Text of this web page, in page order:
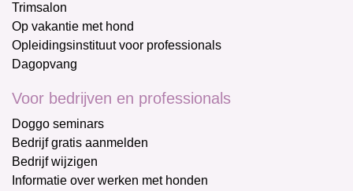
Trimsalon
Op vakantie met hond
Opleidingsinstituut voor professionals
Dagopvang
Voor bedrijven en professionals
Doggo seminars
Bedrijf gratis aanmelden
Bedrijf wijzigen
Informatie over werken met honden